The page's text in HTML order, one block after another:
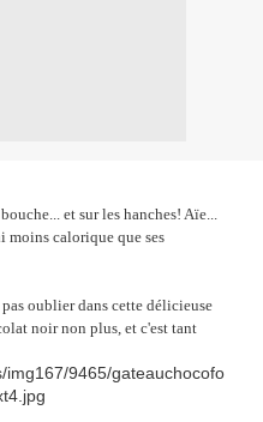
et sur les hanches! Aïe...
moins calorique que ses
oublier dans cette délicieuse
noir non plus, et c'est tant